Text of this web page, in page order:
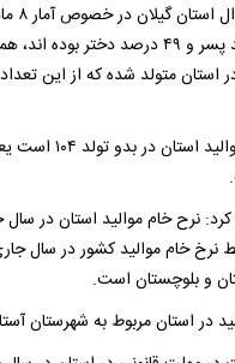
و بلوچستان است.
آستارا با نرخ ۲۱ و کمتری مربوط به شهرستان شفت با